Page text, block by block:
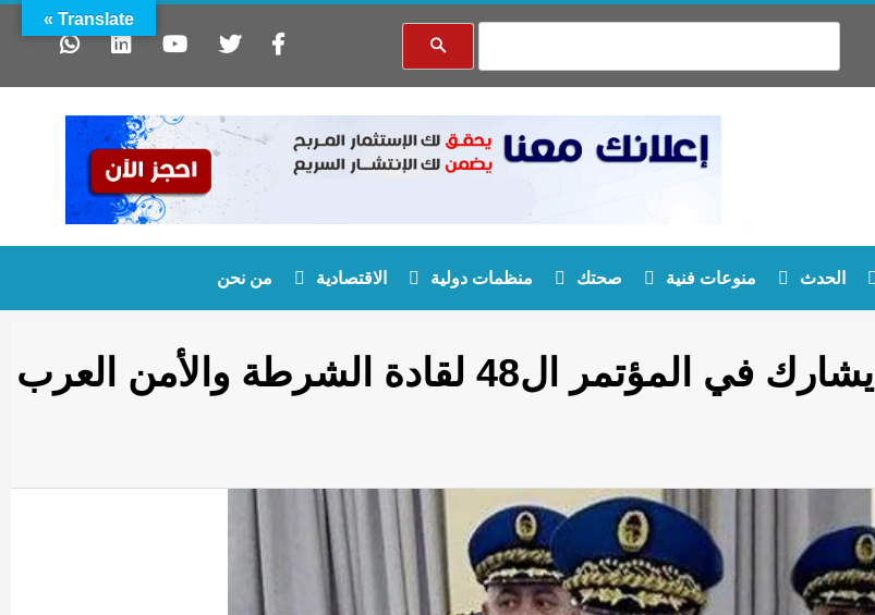
الحدث منوعات فنية صحتك منظمات دولية الاقتصادية من نحن
المدير العام للأمن الوطني الجزائري يشارك في المؤتمر ال48 لقادة الشرطة والأمن العرب
Translate »